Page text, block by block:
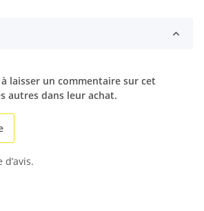
laisser un commentaire sur cet
autres dans leur achat.
d’avis.